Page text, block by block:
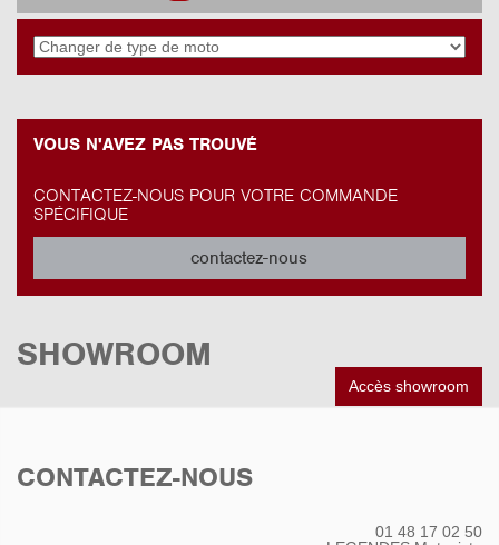
VOUS N'AVEZ PAS TROUVÉ
CONTACTEZ-NOUS POUR VOTRE COMMANDE
SPÉCIFIQUE
contactez-nous
SHOWROOM
Accès showroom
CONTACTEZ-NOUS
01 48 17 02 50